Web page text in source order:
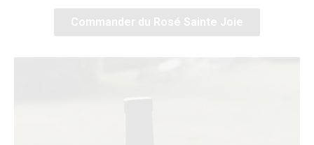
Commander du Rosé Sainte Joie